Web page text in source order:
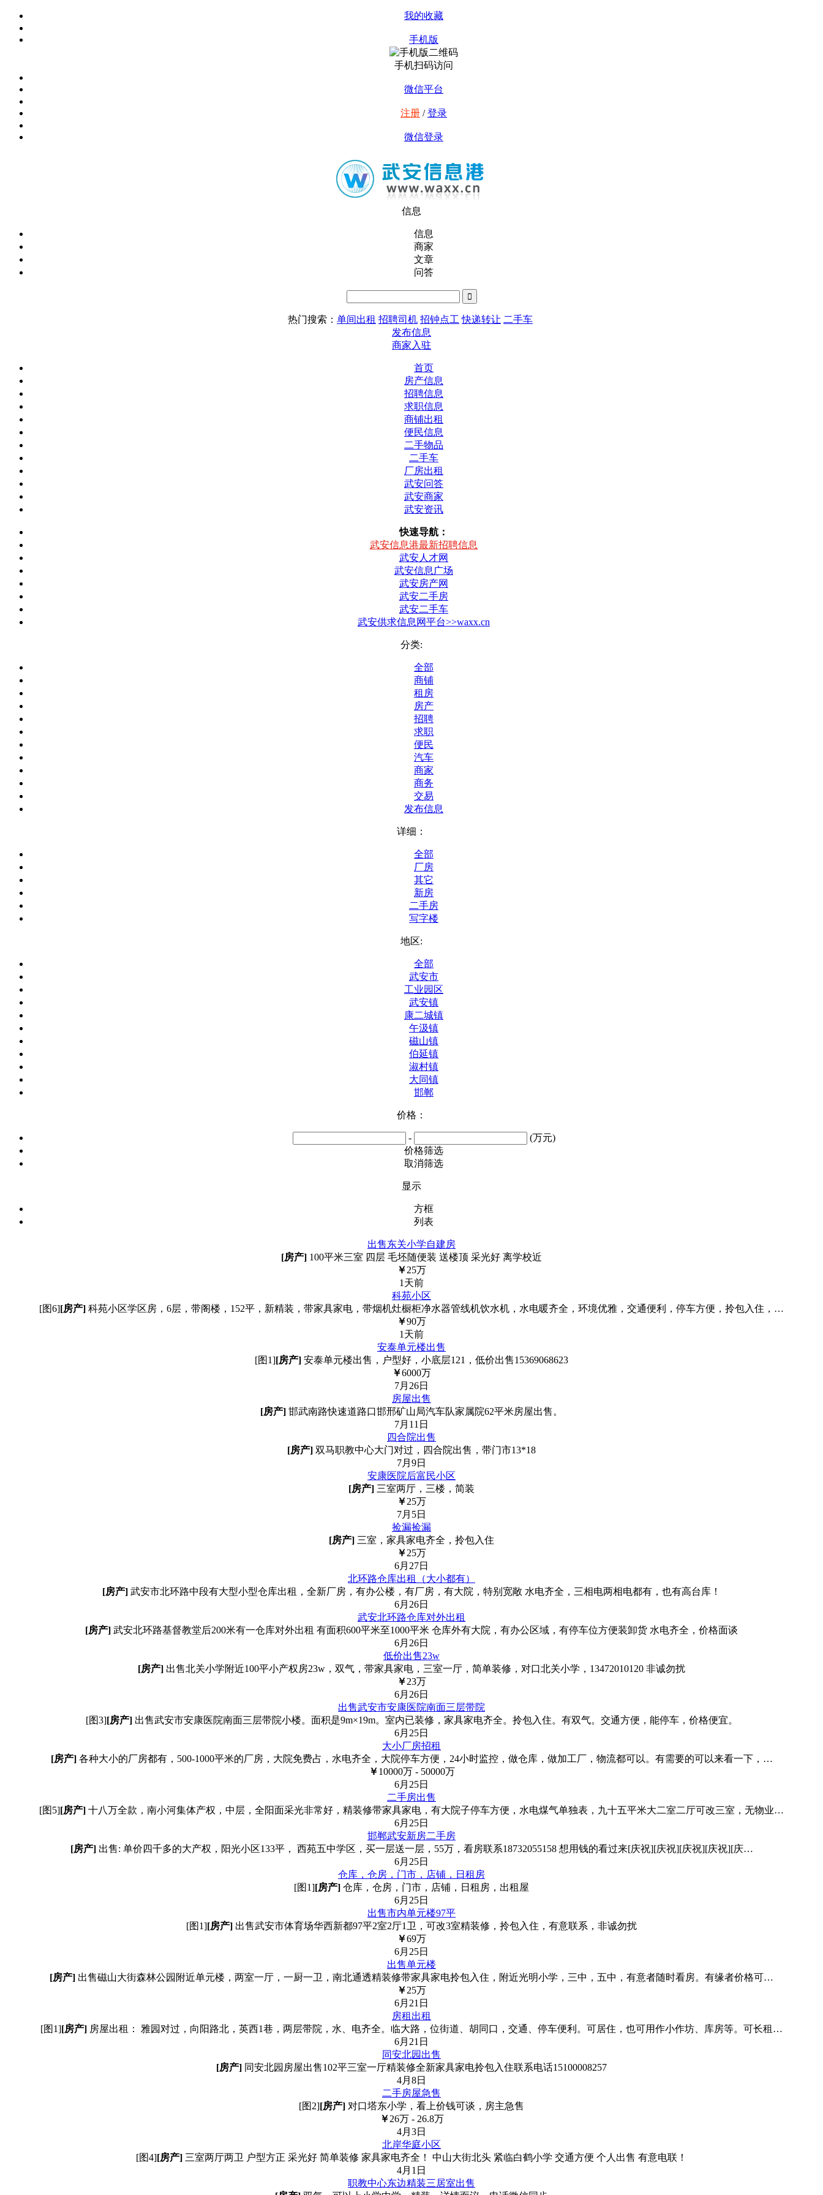
我的收藏
手机版
手机扫码访问
微信平台
注册 /登录
微信登录
信息
信息
商家
文章
问答
热门搜索： 单间出租 招聘司机 招钟点工 快递转让 二手车
发布信息
商家入驻
首页
房产信息
招聘信息
求职信息
商铺出租
便民信息
二手物品
二手车
厂房出租
武安问答
武安商家
武安资讯
快速导航：
武安信息港最新招聘信息
武安人才网
武安信息广场
武安房产网
武安二手房
武安二手车
武安供求信息网平台>>waxx.cn
分类:
全部
商铺
租房
房产
招聘
求职
便民
汽车
商家
商务
交易
发布信息
详细：
全部
厂房
其它
新房
二手房
写字楼
地区:
全部
武安市
工业园区
武安镇
康二城镇
午汲镇
磁山镇
伯延镇
淑村镇
大同镇
邯郸
价格：
-
(万元)
价格筛选
取消筛选
显示
方框
列表
出售东关小学自建房
[房产] 100平米三室 四层 毛坯随便装 送楼顶 采光好 离学校近
￥25万
1天前
科苑小区
[图6][房产] 科苑小区学区房，6层，带阁楼，152平，新精装，带家具家电，带烟机灶橱柜净水器管线机饮水机，水电暖齐全，环境优雅，交通便利，停车方便，拎包入住，…
￥90万
1天前
安泰单元楼出售
[图1][房产] 安泰单元楼出售，户型好，小底层121，低价出售15369068623
￥6000万
7月26日
房屋出售
[房产] 邯武南路快速道路口邯邢矿山局汽车队家属院62平米房屋出售。
7月11日
四合院出售
[房产] 双马职教中心大门对过，四合院出售，带门市13*18
7月9日
安康医院后富民小区
[房产] 三室两厅，三楼，简装
￥25万
7月5日
捡漏捡漏
[房产] 三室，家具家电齐全，拎包入住
￥25万
6月27日
北环路仓库出租（大小都有）
[房产] 武安市北环路中段有大型小型仓库出租，全新厂房，有办公楼，有厂房，有大院，特别宽敞 水电齐全，三相电两相电都有，也有高台库！
6月26日
武安北环路仓库对外出租
[房产] 武安北环路基督教堂后200米有一仓库对外出租 有面积600平米至1000平米 仓库外有大院，有办公区域，有停车位方便装卸货 水电齐全，价格面谈
6月26日
低价出售23w
[房产] 出售北关小学附近100平小产权房23w，双气，带家具家电，三室一厅，简单装修，对口北关小学，13472010120 非诚勿扰
￥23万
6月26日
出售武安市安康医院南面三层带院
[图3][房产]出售武安市安康医院南面三层带院小楼。面积是9m×19m。室内已装修，家具家电齐全。拎包入住。有双气。交通方便，能停车，价格便宜。
6月25日
大小厂房招租
[房产]各种大小的厂房都有，500-1000平米的厂房，大院免费占，水电齐全，大院停车方便，24小时监控，做仓库，做加工厂，物流都可以。有需要的可以来看一下，…
￥10000万- 50000万
6月25日
二手房出售
[图5][房产] 十八万全款，南小河集体产权，中层，全阳面采光非常好，精装修带家具家电，有大院子停车方便，水电煤气单独表，九十五平米大二室二厅可改三室，无物业…
6月25日
邯郸武安新房二手房
[房产]出售: 单价四千多的大产权，阳光小区133平， 西苑五中学区，买一层送一层，55万，看房联系18732055158 想用钱的看过来[庆祝][庆祝][庆祝][庆祝][庆…
6月25日
仓库，仓房，门市，店铺，日租房
[图1][房产] 仓库，仓房，门市，店铺，日租房，出租屋
6月25日
出售市内单元楼97平
[图1][房产] 出售武安市体育场华西新都97平2室2厅1卫，可改3室精装修，拎包入住，有意联系，非诚勿扰
￥69万
6月25日
出售单元楼
[房产] 出售磁山大街森林公园附近单元楼，两室一厅，一厨一卫，南北通透精装修带家具家电拎包入住，附近光明小学，三中，五中，有意者随时看房。有缘者价格可…
￥25万
6月21日
房租出租
[图1][房产] 房屋出租： 雅园对过，向阳路北，英西1巷，两层带院，水、电齐全。临大路，位街道、胡同口，交通、停车便利。可居住，也可用作小作坊、库房等。可长租…
6月21日
同安北园出售
[房产] 同安北园房屋出售102平三室一厅精装修全新家具家电拎包入住联系电话15100008257
4月8日
二手房屋急售
[图2][房产] 对口塔东小学，看上价钱可谈，房主急售
￥26万- 26.8万
4月3日
北岸华庭小区
[图4][房产] 三室两厅两卫 户型方正 采光好 简单装修 家具家电齐全！ 中山大街北头 紧临白鹤小学 交通方便 个人出售 有意电联！
4月1日
职教中心东边精装三居室出售